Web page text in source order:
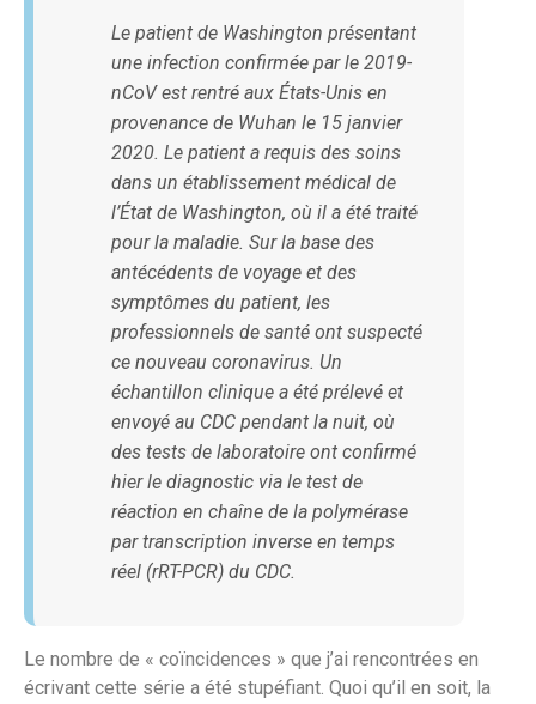
Le patient de Washington présentant
une infection confirmée par le 2019-
nCoV est rentré aux États-Unis en
provenance de Wuhan le 15 janvier
2020. Le patient a requis des soins
dans un établissement médical de
l’État de Washington, où il a été traité
pour la maladie. Sur la base des
antécédents de voyage et des
symptômes du patient, les
professionnels de santé ont suspecté
ce nouveau coronavirus. Un
échantillon clinique a été prélevé et
envoyé au CDC pendant la nuit, où
des tests de laboratoire ont confirmé
hier le diagnostic via le test de
réaction en chaîne de la polymérase
par transcription inverse en temps
réel (rRT-PCR) du CDC.
Le nombre de « coïncidences » que j’ai rencontrées en
écrivant cette série a été stupéfiant. Quoi qu’il en soit, la